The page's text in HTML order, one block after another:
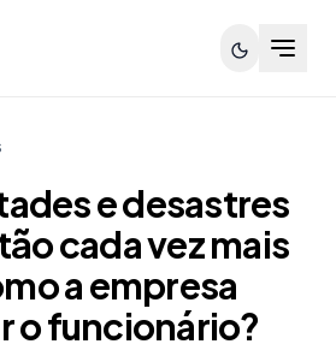
e desastres
cada vez mais
a empresa
o funcionário?